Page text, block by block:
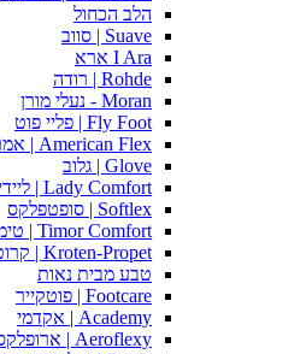
הלב הכחול
Suave | סווב
I Ara ארא
Rohde | רודה
Moran - נעלי מורן
Fly Foot | פליי פוט
American Flex | אמריקו פלקס
Glove | גלוב
Lady Comfort | ליידי קומפורט
Softlex | סופטפלקס
Timor Comfort | טימור קומפורט
Kroten-Propet | קרוטן-פרופט
טבע מבית נאות
Footcare | פוטקייר
Academy | אקדמי
Aeroflexy | ארופלקסי